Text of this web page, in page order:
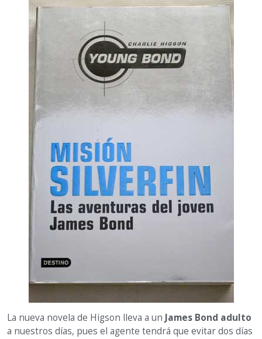
La nueva novela de Higson lleva a un James Bond adulto
a nuestros días, pues el agente tendrá que evitar dos días